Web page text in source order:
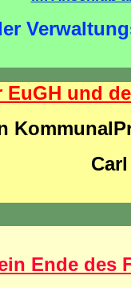
EuGH und
Ende des